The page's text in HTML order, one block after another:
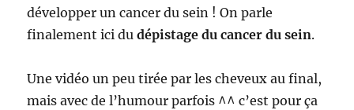
développer un cancer du sein ! On parle
finalement ici dudépistage du cancer du sein.
Une vidéo un peu tirée par les cheveux au final,
mais avec de l’humour parfois ^^ c’est pour ça